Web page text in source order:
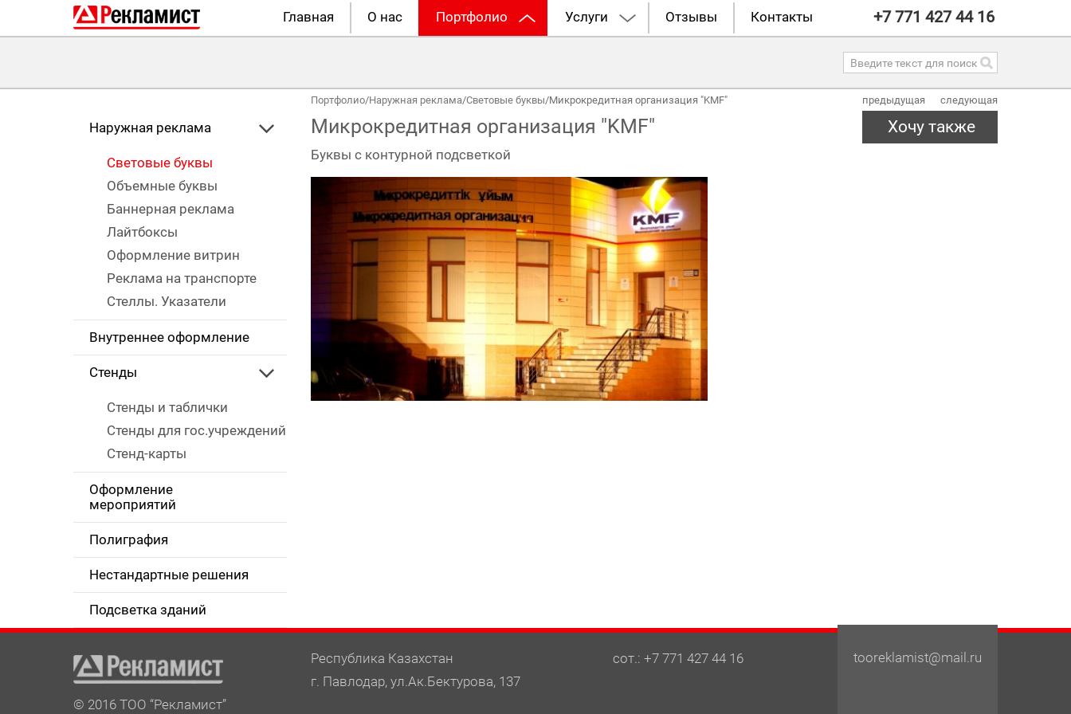
Главная О нас Портфолио Услуги Отзывы Контакты +7 771 427 44 16
Наружная реклама
Световые буквы
Объемные буквы
Баннерная реклама
Лайтбоксы
Оформление витрин
Реклама на транспорте
Стеллы. Указатели
Внутреннее оформление
Стенды
Стенды и таблички
Стенды для гос.учреждений
Стенд-карты
Оформление
мероприятий
Полиграфия
Нестандартные решения
Подсветка зданий
Портфолио/Наружная реклама/Световые буквы/Микрокредитная организация "KMF"
Микрокредитная организация "KMF" Хочу также
Буквы с контурной подсветкой
предыдущая следующая
tooreklamist@mail.ru
Республика Казахстан
г. Павлодар, ул.Ак.Бектурова, 137
сот.: +7 771 427 44 16
© 2016 ТОО “Рекламист”